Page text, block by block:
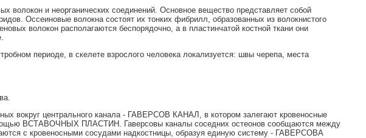
волокон и неорганических соединений. Основное вещество представляет собой
Оссеиновые волокна состоят их тонких фибрилл, образованных из волокнистого
волокон располагаются беспорядочно, а в пластинчатой костной ткани они
периоде, в скелете взрослого человека локализуется: швы черепа, места
вокруг центрального канала - ГАВЕРСОВ КАНАЛ, в котором залегают кровеносные
ВСТАВОЧНЫХ ПЛАСТИН. Гаверсовы каналы соседних остеонов сообщаются между
с кровеносными сосудами надкостницы, образуя единую систему - ГАВЕРСОВА